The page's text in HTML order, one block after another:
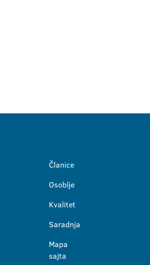
Članice
Osoblje
Kvalitet
Saradnja
Mapa
sajta